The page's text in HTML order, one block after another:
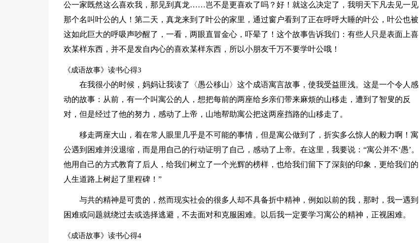
公一家既然这么喜欢我，那见到真龙……岂不是更喜欢了吗？好！就这么决定了，我明天下凡去见一见
那个名叫叶公的人！第二天，真龙来到了叶公的家里，通过窗户看到了正在呼呼大睡的叶公，叶公也被
这如此巨大的呼吸声吵醒了，一看，两眼直冒金心，吓晕了！这个故事告诉我们：有些人只是表面上喜
欢某样东西，并不是发自内心的喜欢某样东西，所以小朋友千万不要学叶公哦！
《成语故事》读书心得3
在我很小的时候，妈妈让我读了〈愚公移山〉这个成语寓言故事，使我受益匪浅。这是一个令人感
动的故事：从前，有一个叫寓公的人，想把每前的两座给乡亲们带来麻烦的山移走，遭到了智叟的反
对，但是经过了他的努力，感动了上帝，山地帮助寓公把这两座挡路的山移走了。
移走两座大山，着在常人眼里几乎是不可能的事情，但是寓公做到了，折实多么惊人的毅力啊！寓
公遇到困难并没退缩，而是用自己的行动证明了自己，感动了上帝。在这里，我要说：“寓公并不‘愚’。
他用自己的方式教育了后人，给我们树立了一个光辉的榜样，也给我们留下了深刻的印象，更给我们的
人生道路上树起了里程碑！”
与共的精神是可贵的，然而现实社会的很多人却不具备折中精神，例如以前的我，那时，我一遇到
困难或问题就绕过去或选择逃避，不去面对和克服困难。以后我一定要学习寓公的精神，正视困难。
《成语故事》读书心得4